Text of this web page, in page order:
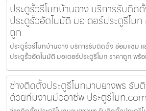
ประตูรั้วรีโมทบ้านฉาง บริการรับติด
ประตูรั้วอัตโนมัติ มอเตอร์ประตูรีโม
ถูก
ประตูรั้วรีโมทบ้านฉาง บริการรับติดตั้ง ซ่อมแซม แ
ประตูรั้วอัตโนมัติ มอเตอร์ประตูรีโมท ราคาถูก พร้
ช่างติดตั้งประตูรีโมทมาบยางพร รับ
ด้วยทีมงานมืออาชีพ ประตูรีโมท.com